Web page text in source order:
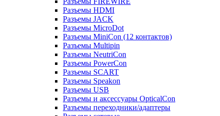
Разъемы HDMI
Разъемы JACK
Разъемы MicroDot
Разъемы MiniCon (12 контактов)
Разъемы Multipin
Разъемы NeutriCon
Разъемы PowerCon
Разъемы SCART
Разъемы Speakon
Разъемы USB
Разъемы и аксессуары OpticalCon
Разъемы переходники/адаптеры